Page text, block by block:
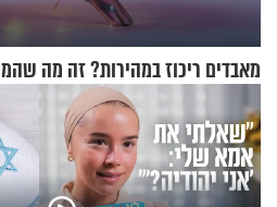
מאבדים ריכוז במהירות? זה מה